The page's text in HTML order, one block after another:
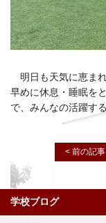
明日も天気に恵ま
早めに休息・睡眠を
で、みんなの活躍す
< 前の記事
学校ブログ